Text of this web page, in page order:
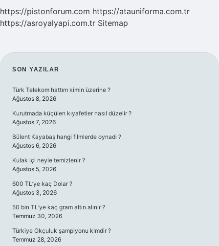
https://pistonforum.com https://atauniforma.com.tr
https://asroyalyapi.com.tr Sitemap
SIDEBAR
SON YAZILAR
Türk Telekom hattım kimin üzerine ?
Ağustos 8, 2026
Kurutmada küçülen kıyafetler nasıl düzelir ?
Ağustos 7, 2026
Bülent Kayabaş hangi filmlerde oynadı ?
Ağustos 6, 2026
Kulak içi neyle temizlenir ?
Ağustos 5, 2026
600 TL’ye kaç Dolar ?
Ağustos 3, 2026
50 bin TL’ye kaç gram altın alınır ?
Temmuz 30, 2026
Türkiye Okçuluk şampiyonu kimdir ?
Temmuz 28, 2026